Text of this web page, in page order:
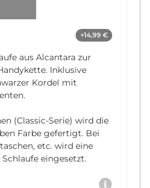
+14,99 €
aus Alcantara zur
Inklusive
Kordel mit
(Classic-Serie) wird die
Farbe gefertigt. Bei
etc. wird eine
eingesetzt.